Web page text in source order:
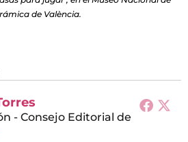
de València.
- Consejo Editorial de